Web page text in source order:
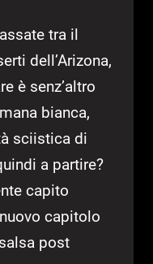
tra il
dell’Arizona,
è senz’altro
bianca,
sciistica di
a partire?
capito
capitolo
post